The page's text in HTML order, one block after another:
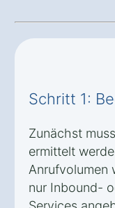
Schritt 1:
Zunächst
ermittelt
Anrufvolumen
nur Inbound-